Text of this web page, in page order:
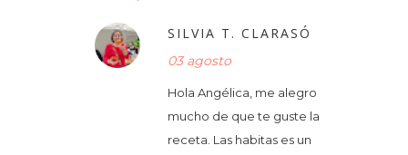
SILVIA T. CLARASÓ
03 agosto
Hola Angélica, me alegro
mucho de que te guste la
receta. Las habitas es un